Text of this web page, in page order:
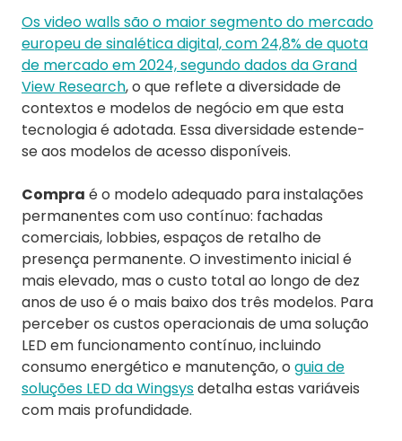
Os video walls são o maior segmento do mercado
europeu de sinalética digital, com 24,8% de quota
de mercado em 2024, segundo dados da Grand
View Research, o que reflete a diversidade de
contextos e modelos de negócio em que esta
tecnologia é adotada. Essa diversidade estende-
se aos modelos de acesso disponíveis.
Compra é o modelo adequado para instalações
permanentes com uso contínuo: fachadas
comerciais, lobbies, espaços de retalho de
presença permanente. O investimento inicial é
mais elevado, mas o custo total ao longo de dez
anos de uso é o mais baixo dos três modelos. Para
perceber os custos operacionais de uma solução
LED em funcionamento contínuo, incluindo
consumo energético e manutenção, o guia de
soluções LED da Wingsysdetalha estas variáveis
com mais profundidade.